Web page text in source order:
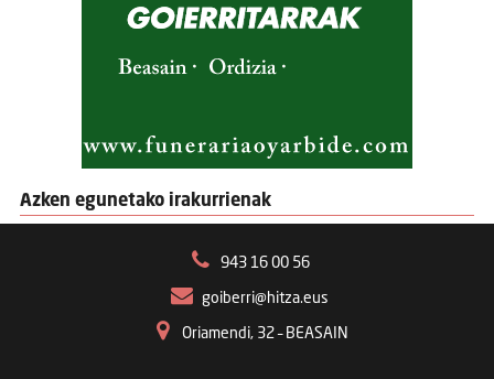
Azken egunetako irakurrienak
943 16 00 56
goiberri@hitza.eus
Oriamendi, 32 – BEASAIN